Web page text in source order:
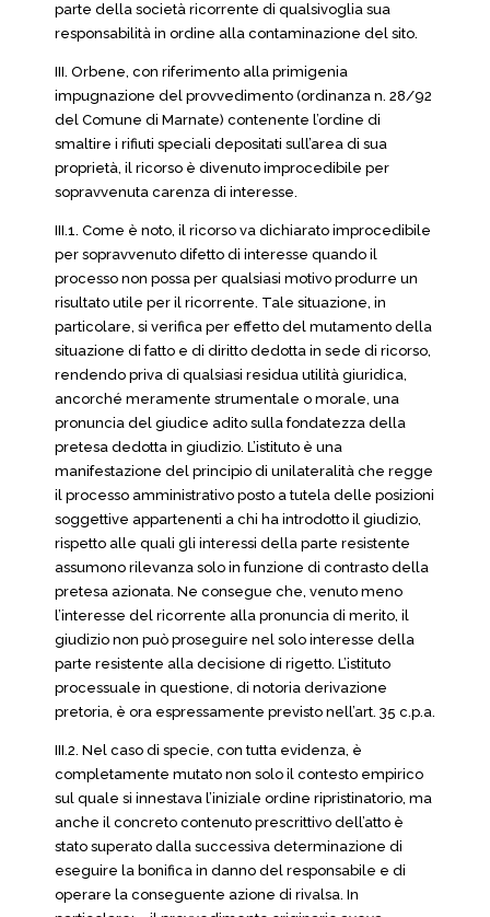
parte della società ricorrente di qualsivoglia sua
responsabilità in ordine alla contaminazione del sito.
III. Orbene, con riferimento alla primigenia
impugnazione del provvedimento (ordinanza n. 28/92
del Comune di Marnate) contenente l’ordine di
smaltire i rifiuti speciali depositati sull’area di sua
proprietà, il ricorso è divenuto improcedibile per
sopravvenuta carenza di interesse.
III.1. Come è noto, il ricorso va dichiarato improcedibile
per sopravvenuto difetto di interesse quando il
processo non possa per qualsiasi motivo produrre un
risultato utile per il ricorrente. Tale situazione, in
particolare, si verifica per effetto del mutamento della
situazione di fatto e di diritto dedotta in sede di ricorso,
rendendo priva di qualsiasi residua utilità giuridica,
ancorché meramente strumentale o morale, una
pronuncia del giudice adito sulla fondatezza della
pretesa dedotta in giudizio. L’istituto è una
manifestazione del principio di unilateralità che regge
il processo amministrativo posto a tutela delle posizioni
soggettive appartenenti a chi ha introdotto il giudizio,
rispetto alle quali gli interessi della parte resistente
assumono rilevanza solo in funzione di contrasto della
pretesa azionata. Ne consegue che, venuto meno
l’interesse del ricorrente alla pronuncia di merito, il
giudizio non può proseguire nel solo interesse della
parte resistente alla decisione di rigetto. L’istituto
processuale in questione, di notoria derivazione
pretoria, è ora espressamente previsto nell’art. 35 c.p.a.
III.2. Nel caso di specie, con tutta evidenza, è
completamente mutato non solo il contesto empirico
sul quale si innestava l’iniziale ordine ripristinatorio, ma
anche il concreto contenuto prescrittivo dell’atto è
stato superato dalla successiva determinazione di
eseguire la bonifica in danno del responsabile e di
operare la conseguente azione di rivalsa. In